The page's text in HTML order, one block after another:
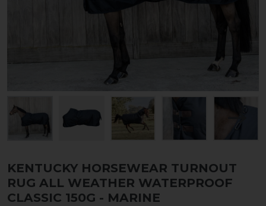
KENTUCKY HORSEWEAR TURNOUT
RUG ALL WEATHER WATERPROOF
CLASSIC 150G - MARINE